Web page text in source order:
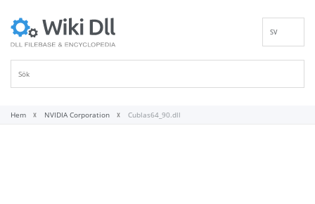
SV
Hem NVIDIA Corporation Cublas64_90.dll